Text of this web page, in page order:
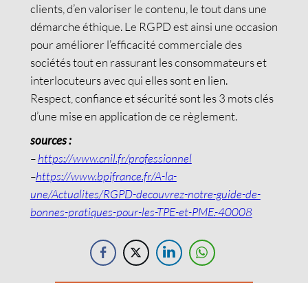
clients, d’en valoriser le contenu, le tout dans une
démarche éthique. Le RGPD est ainsi une occasion
pour améliorer l’efficacité commerciale des
sociétés tout en rassurant les consommateurs et
interlocuteurs avec qui elles sont en lien.
Respect, confiance et sécurité sont les 3 mots clés
d’une mise en application de ce règlement.
sources :
–https://www.cnil.fr/professionnel
–https://www.bpifrance.fr/A-la-
une/Actualites/RGPD-decouvrez-notre-guide-de-
bonnes-pratiques-pour-les-TPE-et-PME.-40008